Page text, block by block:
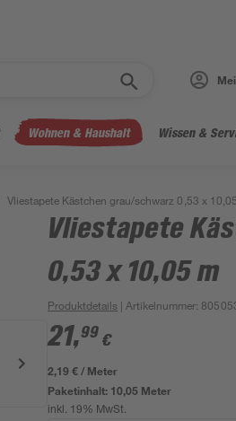
Wohnen & Haushalt Wissen &
Vliestapete Kästchen grau/schwarz 0,53 x
Vliestapete
0,53 x 10,05 m
Produktdetails | Artikelnummer:
21,99 €
2,19 € / Meter
Paketinhalt: 10,05 Meter
inkl. 19% MwSt.